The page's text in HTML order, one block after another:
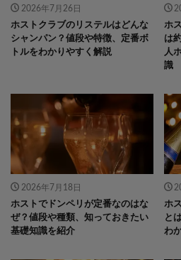
2026年7月26日
ホストクラブのリステルはどんな
シャンパン？値段や特徴、定番ボ
トルをわかりやすく解説
ホ
は
人
識
2026年7月18日
ホストでドンペリが定番なのはな
ぜ？値段や種類、知っておきたい
基礎知識を紹介
ホ
と
わ